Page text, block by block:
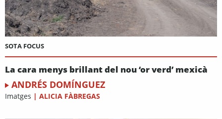
SOTA FOCUS
La cara menys brillant del nou ‘or verd’ mexicà
ANDRÉS DOMÍNGUEZ
Imatges | ALICIA FÀBREGAS